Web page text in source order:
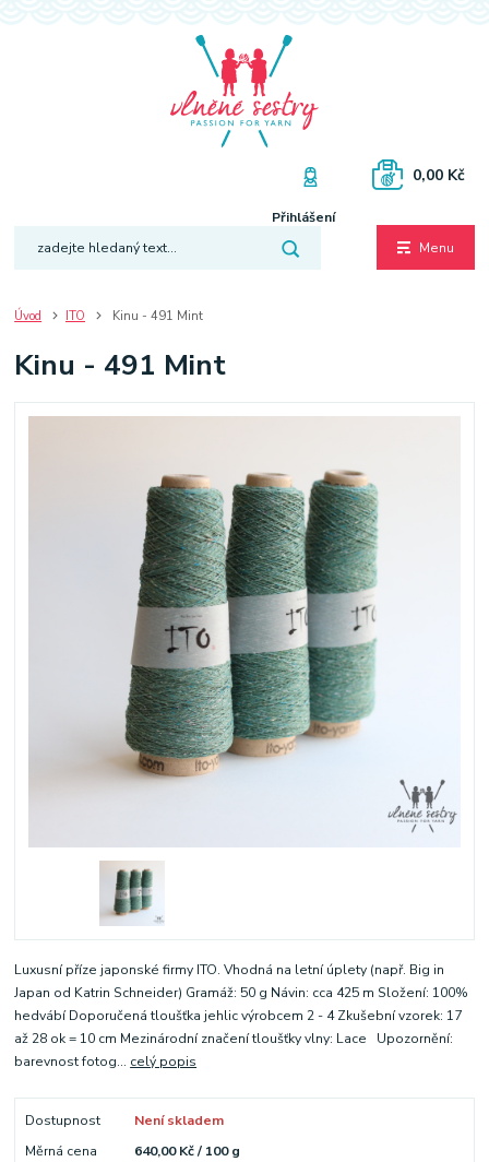
Menu
Přihlášení
0,00 Kč
Úvod ITO Kinu - 491 Mint
Kinu - 491 Mint
Luxusní příze japonské firmy ITO. Vhodná na letní úplety (např. Big in
Japan od Katrin Schneider) Gramáž: 50 g Návin: cca 425 m Složení: 100%
hedvábí Doporučená tloušťka jehlic výrobcem 2 - 4 Zkušební vzorek: 17
až 28 ok = 10 cm Mezinárodní značení tloušťky vlny: Lace Upozornění:
barevnost fotog... celý popis
Dostupnost
Není skladem
Měrná cena
640,00 Kč / 100 g